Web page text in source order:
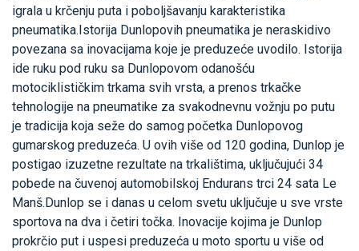
igrala u krčenju puta i poboljšavanju karakteristika
pneumatika.Istorija Dunlopovih pneumatika je neraskidivo
povezana sa inovacijama koje je preduzeće uvodilo. Istorija
ide ruku pod ruku sa Dunlopovom odanošću
motociklističkim trkama svih vrsta, a prenos trkačke
tehnologije na pneumatike za svakodnevnu vožnju po putu
je tradicija koja seže do samog početka Dunlopovog
gumarskog preduzeća. U ovih više od 120 godina, Dunlop je
postigao izuzetne rezultate na trkalištima, uključujući 34
pobede na čuvenoj automobilskoj Endurans trci 24 sata Le
Manš.Dunlop se i danas u celom svetu uključuje u sve vrste
sportova na dva i četiri točka. Inovacije kojima je Dunlop
prokrčio put i uspesi preduzeća u moto sportu u više od